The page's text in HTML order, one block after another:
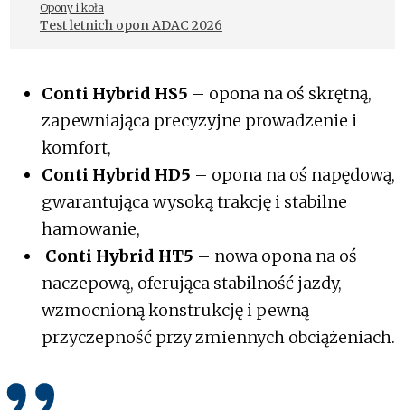
Opony i koła
Test letnich opon ADAC 2026
Conti Hybrid HS5 – opona na oś skrętną,
zapewniająca precyzyjne prowadzenie i
komfort,
Conti Hybrid HD5 – opona na oś napędową,
gwarantująca wysoką trakcję i stabilne
hamowanie,
Conti Hybrid HT5 – nowa opona na oś
naczepową, oferująca stabilność jazdy,
wzmocnioną konstrukcję i pewną
przyczepność przy zmiennych obciążeniach.